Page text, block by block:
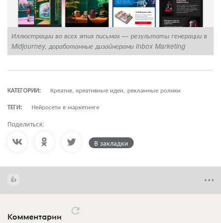
Иллюстрации во всех этих письмах — результаты генерации в
Midjourney, доработанные дизайнерами Inbox Marketing
КАТЕГОРИИ:
Креатив, креативные идеи, рекламные ролики
ТЕГИ:
Нейросети в маркетинге
Поделиться:
В закладки
Комментарии